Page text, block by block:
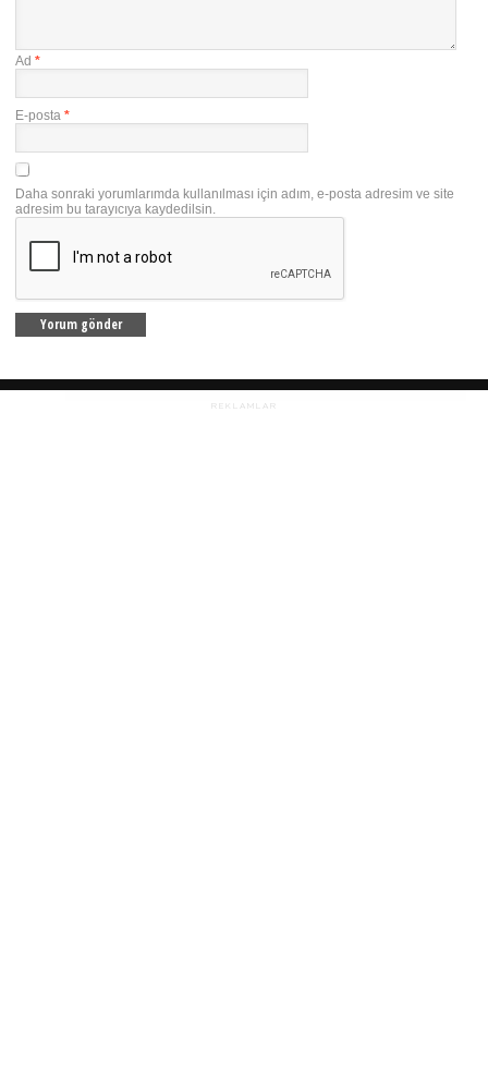
Ad *
E-posta *
Daha sonraki yorumlarımda kullanılması için adım, e-posta adresim ve site
adresim bu tarayıcıya kaydedilsin.
REKLAMLAR